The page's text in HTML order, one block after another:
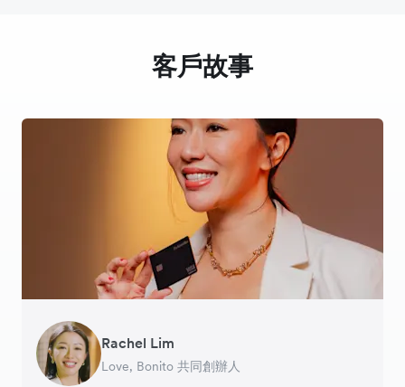
客戶故事
Rachel Lim
Love, Bonito 共同創辦人
Henson Tsai
SleekFlow 創辦人
Phyllis
Jakewell 數碼營運總監
Jennifer Chong
Linjer 行政總裁
Benjamin
Grams(28) 創辦人
Tomy Wu
MyiCellar 共同創辦人